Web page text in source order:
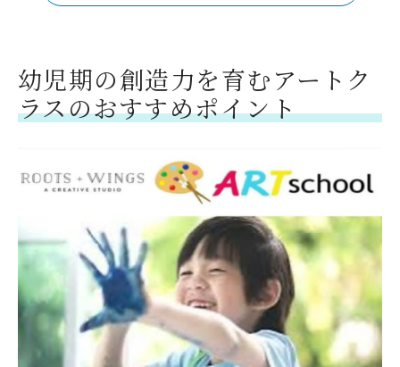
幼児期の創造力を育むアートク
ラスのおすすめポイント